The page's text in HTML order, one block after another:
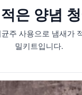
은 양념
주 사용으로 냄새가
밀키트입니다.